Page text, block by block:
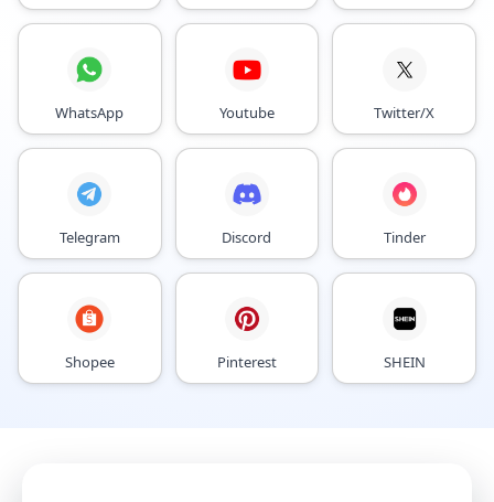
WhatsApp Youtube Twitter/X
Telegram Discord Tinder
Shopee Pinterest SHEIN